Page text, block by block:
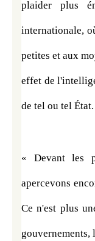
plaider plus
internationale,
petites et aux
effet de
de tel ou tel État.
« Devant les
apercevons
Ce n'est plus